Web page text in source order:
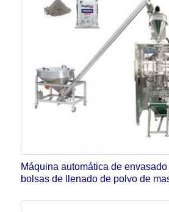
Máquina automática de
bolsas de llenado de polvo de